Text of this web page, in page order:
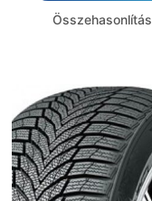
Összehasonlítás